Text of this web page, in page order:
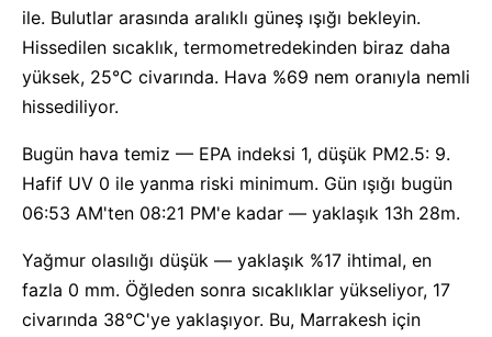
ile. Bulutlar arasında aralıklı güneş ışığı bekleyin.
Hissedilen sıcaklık, termometredekinden biraz daha
yüksek, 25°C civarında. Hava %69 nem oranıyla nemli
hissediliyor.
Bugün hava temiz — EPA indeksi 1, düşük PM2.5: 9.
Hafif UV 0 ile yanma riski minimum. Gün ışığı bugün
06:53 AM'ten 08:21 PM'e kadar — yaklaşık 13h 28m.
Yağmur olasılığı düşük — yaklaşık %17 ihtimal, en
fazla 0 mm. Öğleden sonra sıcaklıklar yükseliyor, 17
civarında 38°C'ye yaklaşıyor. Bu, Marrakesh için